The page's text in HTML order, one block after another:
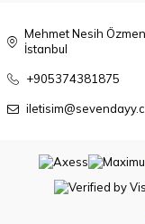
Mehmet Nesih
İstanbul
+905374381875